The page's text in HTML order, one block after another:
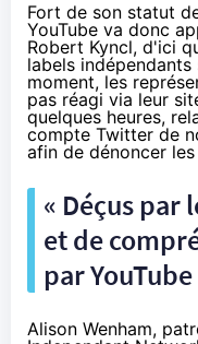
Fort de son statut
YouTube va donc
Robert Kyncl, d'ici
labels
moment, les
pas réagi via leur
quelques heures,
compte Twitter de
afin de dénoncer
« Déçus par
et de
par YouTube
Alison Wenham,